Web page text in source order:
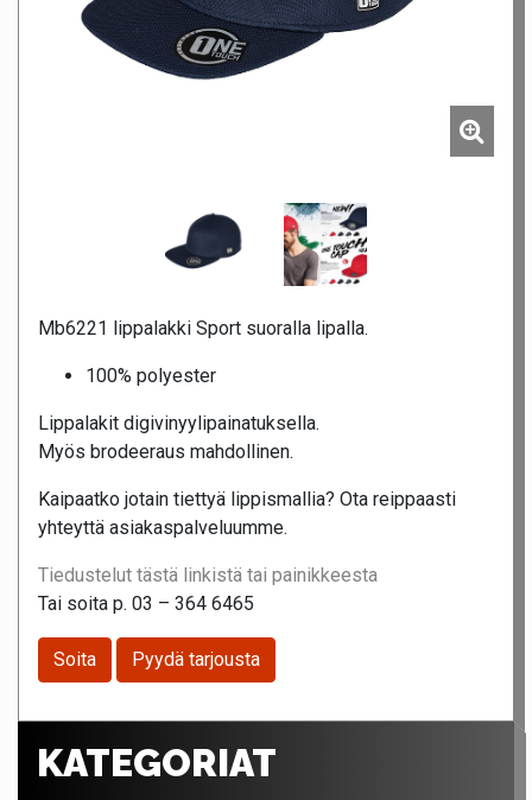
Mb6221 lippalakki Sport suoralla lipalla.
100% polyester
Lippalakit digivinyylipainatuksella.
Myös brodeeraus mahdollinen.
Kaipaatko jotain tiettyä lippismallia? Ota reippaasti
yhteyttä asiakaspalveluumme.
Tiedustelut tästä linkistä tai painikkeesta
Tai soita p. 03 – 364 6465
Soita Pyydä tarjousta
KATEGORIAT